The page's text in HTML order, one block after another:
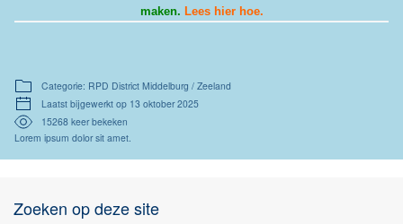
maken. Lees hier hoe.
Categorie: RPD District Middelburg / Zeeland
Laatst bijgewerkt op 13 oktober 2025
15268 keer bekeken
Lorem ipsum dolor sit amet.
Zoeken op deze site